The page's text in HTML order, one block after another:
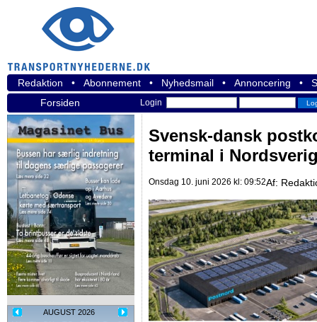
Redaktion • Abonnement • Nyhedsmail • Annoncering •
Forsiden
Login
AUGUST 2026
Svensk-dansk
terminal i
Onsdag 10. juni 2026 kl: 09:52Af: